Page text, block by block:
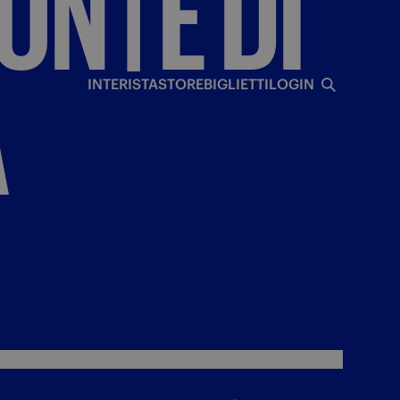
INTERISTASTOREBIGLIETTILOGIN